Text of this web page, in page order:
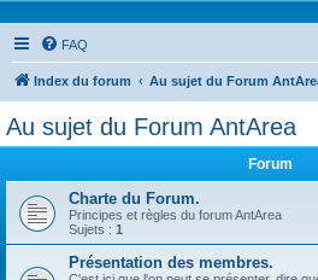
FAQ
Index du forum Au sujet du Forum
Au sujet du Forum AntArea
Forum
Charte du Forum.
Principes et règles du forum AntArea
Sujets : 1
Présentation des membres.